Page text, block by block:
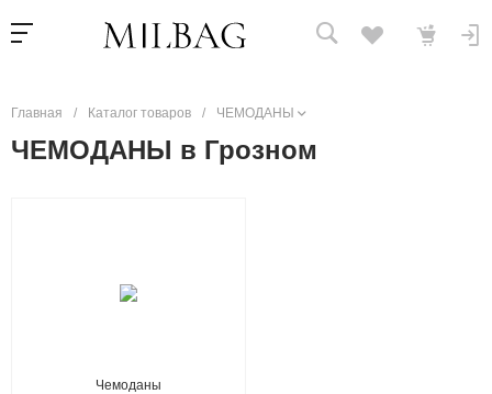
Главная / Каталог товаров / ЧЕМОДАНЫ
ЧЕМОДАНЫ в Грозном
Чемоданы